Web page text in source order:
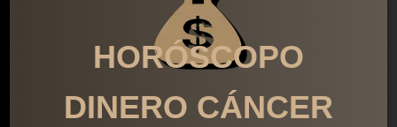
HORÓSCOPO
DINERO CÁNCER